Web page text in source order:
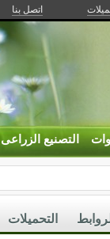
اتصل بنا
التصنيع الزراعى
التحميلات